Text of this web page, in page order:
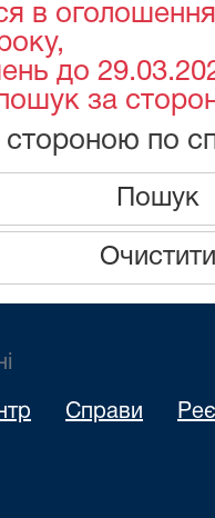
в
до
за
стороною по
Пошук
Очистити
Справи